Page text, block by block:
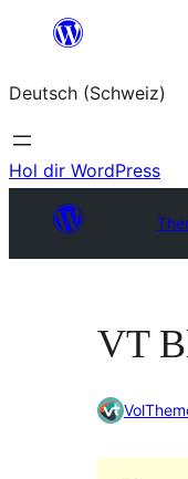
springen
Deutsch (Schweiz)
Hol dir WordPress
VT